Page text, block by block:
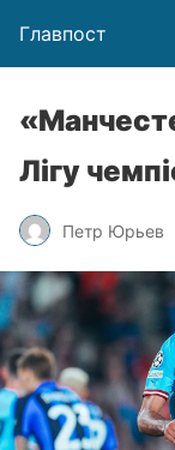
Главпост
Лігу
Петр Юрьев